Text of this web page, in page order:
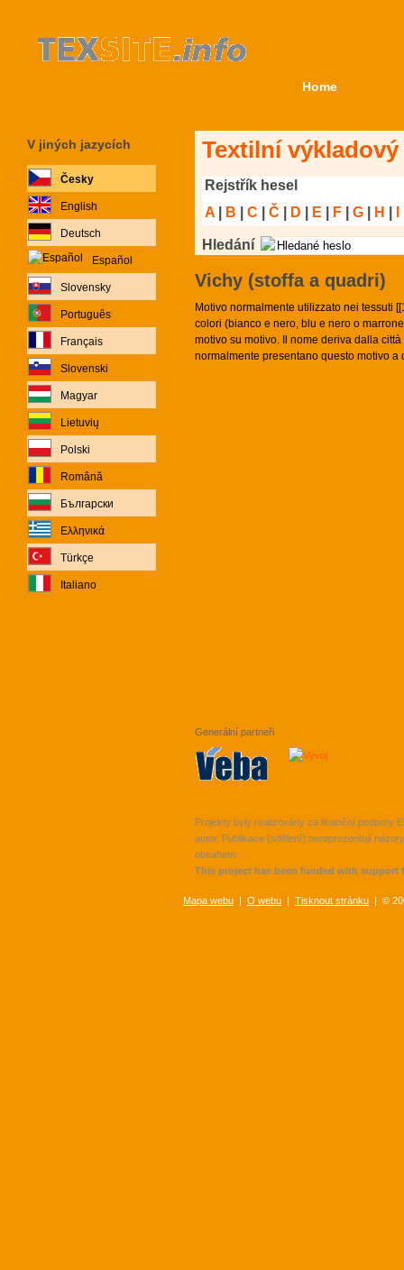
Home
V jiných jazycích
Česky
English
Deutsch
Español
Slovensky
Português
Français
Slovenski
Magyar
Lietuvių
Polski
Română
Български
Ελληνικά
Türkçe
Italiano
Textilní
Rejstřík hesel
A
B C Č D E F G H
Hledání
Vichy (stoffa a quadri)
Motivo normalmente utilizzato nei tessuti
colori (bianco e nero, blu e nero o
motivo su motivo. Il nome deriva dalla
normalmente presentano questo motivo a
Generální partneři
Projekty byly realizovány za finanční podpory
autor. Publikace (sdělení) nereprezentují
obsahem.
This project has been funded with support
Mapa webu O webu Tisknout stránku ©